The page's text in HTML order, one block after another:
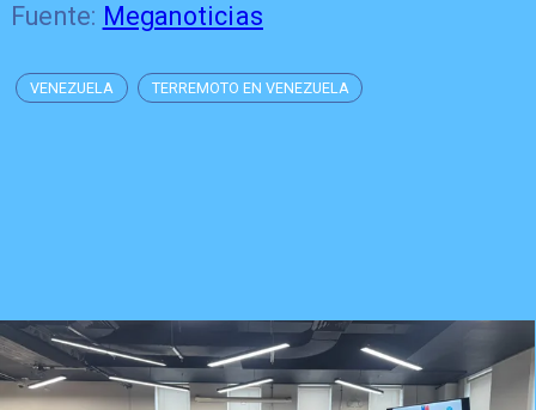
Fuente: Meganoticias
VENEZUELA TERREMOTO EN VENEZUELA